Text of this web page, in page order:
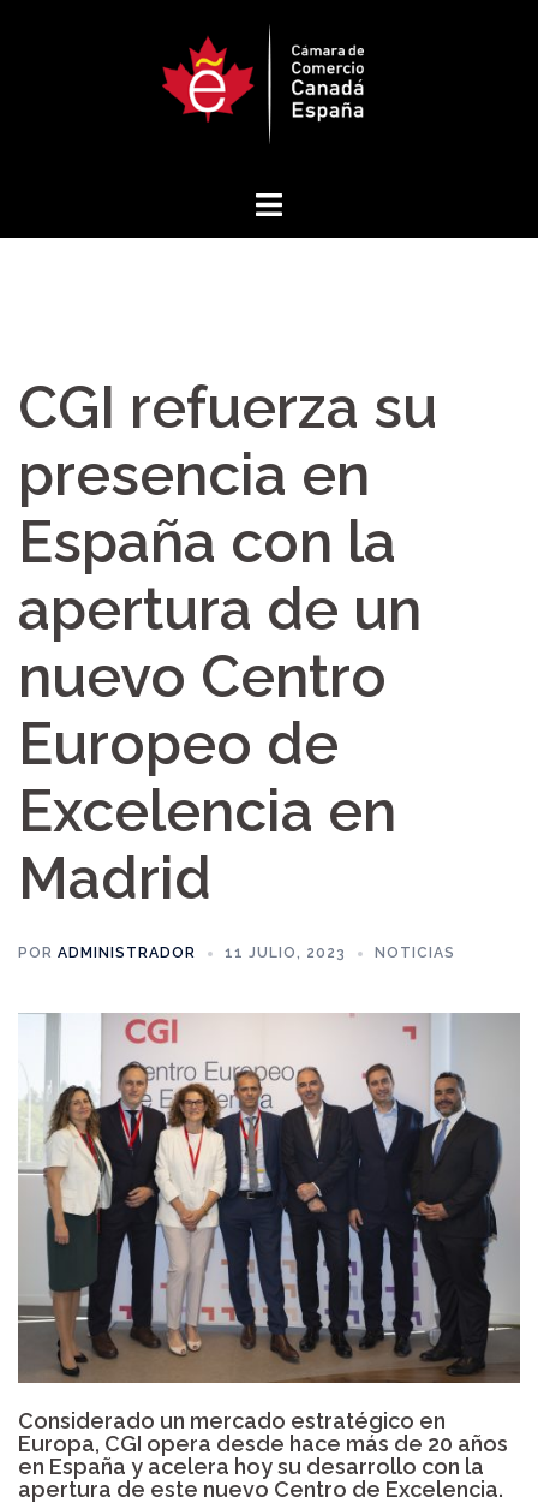
CGI refuerza su
presencia en
España con la
apertura de un
nuevo Centro
Europeo de
Excelencia en
Madrid
POR ADMINISTRADOR 11 JULIO, 2023 NOTICIAS
Considerado un mercado estratégico en
Europa, CGI opera desde hace más de 20 años
en España y acelera hoy su desarrollo con la
apertura de este nuevo Centro de Excelencia.